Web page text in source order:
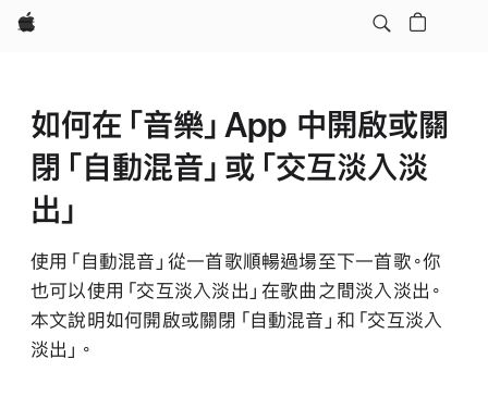
Apple
如何在「音樂」App 中開啟或關
閉「自動混音」或「交互淡入淡
出」
使用「自動混音」從一首歌順暢過場至下一首歌。你
也可以使用「交互淡入淡出」在歌曲之間淡入淡出。
本文說明如何開啟或關閉「自動混音」和「交互淡入
淡出」。